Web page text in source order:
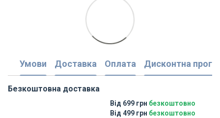
Умови Доставка Оплата Дисконтна
Безкоштовна доставка
Від 699 грн безкоштовно
Від 499 грн безкоштовно